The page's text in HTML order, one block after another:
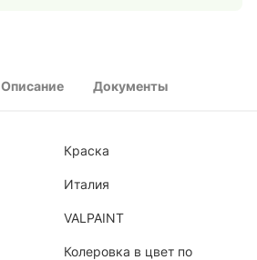
Описание Документы
Краска
Италия
VALPAINT
Колеровка в цвет по